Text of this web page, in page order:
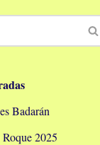
Badarán
2025